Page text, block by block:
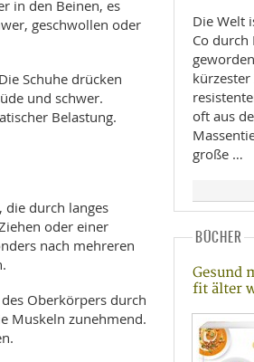
in den Beinen, es
geschwollen oder
Schuhe drücken
und schwer.
Belastung.
die durch langes
oder einer
nach mehreren
Oberkörpers durch
Muskeln zunehmend.
Die Welt
Co
oft aus
große …
BÜCHER
Gesund
fit älter